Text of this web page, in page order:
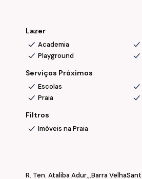
• Setembro/2027
💰 Oportunidade imperdível !
Lazer
Academia
Playground
Serviços Próximos
Escolas
Praia
Filtros
Imóveis na Praia
R. Ten. Ataliba Adur Barra Velha